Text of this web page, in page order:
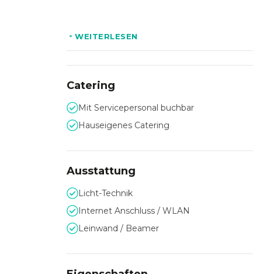
Perfekt für
begleitet von einem
Teambuilding oder ein Jubiläum. Ebenso
Meetings. Oder planen Sie eine
Flexible
Großveranstaltung
In den 6 Seminar- und
Veranstaltungen mit bis zu 400 Gästen.
teilweise im Mobiliar frei nach Ihren
Sie können zwischen individuellen
WEITERLESEN
Catering
Mit Servicepersonal buchbar
Hauseigenes Catering
Ausstattung
Licht-Technik
Internet Anschluss / WLAN
Leinwand / Beamer